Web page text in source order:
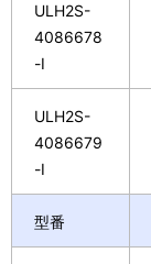
ULH2S-
4086678
-I
ULH2S-
4086679
-I
型番